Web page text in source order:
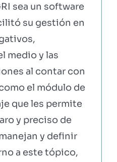
sea un software
su gestión en
medio y las
al contar con
el módulo de
que les permite
y preciso de
y definir
a este tópico,